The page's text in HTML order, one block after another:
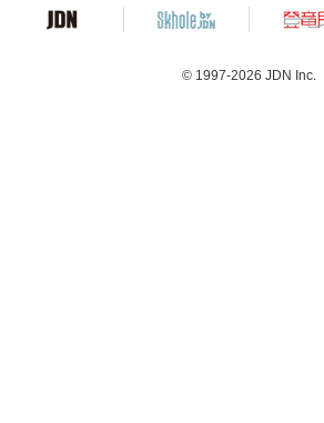
© 1997-2026 JDN Inc.